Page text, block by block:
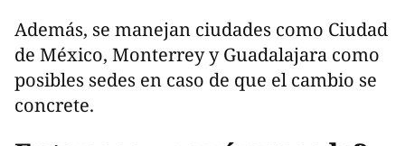
Además, se manejan ciudades como Ciudad
de México, Monterrey y Guadalajara como
posibles sedes en caso de que el cambio se
concrete.